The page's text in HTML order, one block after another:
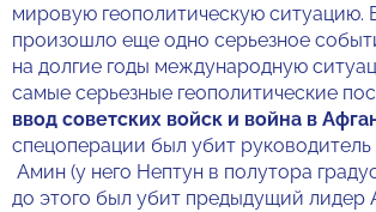
мировую геополитическую ситуацию.
произошло еще одно серьезное
на долгие годы международную
самые серьезные геополитические
ввод советских войск и война в
спецоперации был убит руководитель
Амин (у него Нептун в полутора
до этого был убит предыдущий лидер